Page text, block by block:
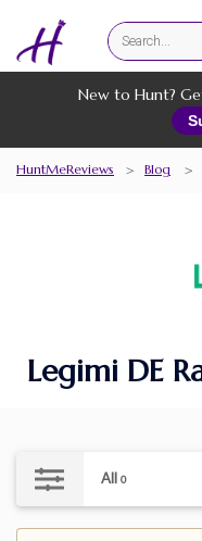
New to Hunt?
HuntMeReviews > Blog >
Legimi DE
All 0